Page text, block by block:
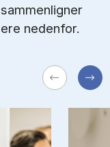
nedenfor.